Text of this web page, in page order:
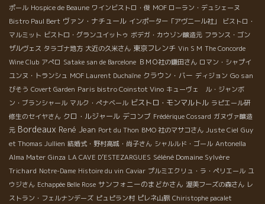
ポール Hospice de Beaune ワインビストロ・俊 MOF ローラン・デュシェーヌ
Bistro Paul Bert ヴァン・ナチュール インポーター「アヴニール社」
ビストロ・
マルミット ビストロ・グランユイットゥ ボデガ・カウゾン醸造元 フランス・ゴン
ザルヴェス タラゴナ地方 大近の久米さん 東京フレンチ Vin S M The Concorde
Wine Club アぺロ Satake san de Barcelone ＢＭＯ社の鎌田さん ロマン・シャプイ
ユンヌ・トランシュ MOF Laurent Duchaîne クラウン・バー ディジョン Go san
びそう Covert Garden Paris bistro Coinstot Vino キューヴェ ル・ジャンボ
ン・ブランシャール マルク・ぺナベール ビストロ・モンマルトル ラピエール研
修生のセイヤさん クロ・ルジャール デコンブ Frédérique Cossard ガヌヴァ醸造
元 Bordeaux René Jean Port du Thon BMO 社のマサコさん Juste Ciel Guy
et Thomas Jullien 結婚式・野村高城・尚子さん シャルルド・ゴール Antonella
Alma Mater Ginza LA CAVE D’ESTEZARGUES Séléné Domaine Sylvère
Trichard Notre-Dame Histoire du vin Caviar プルミエクリュ・ラ・ペリエール ユ
ウジさん Echappée Belle Rose サンフォニーのまどかさん 渥美フーズの森さん レ
ストラン・フェルナンデーズ ピュピラン村 ピレネ山脈 Chiristophe pacalet